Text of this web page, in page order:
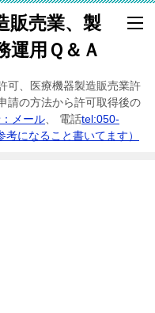
販売業、製
運用Ｑ＆Ａ
可、医療機器製造販売業許
請の方法から許可取得後の
メール 、 電話tel:050-
になること書いてます）